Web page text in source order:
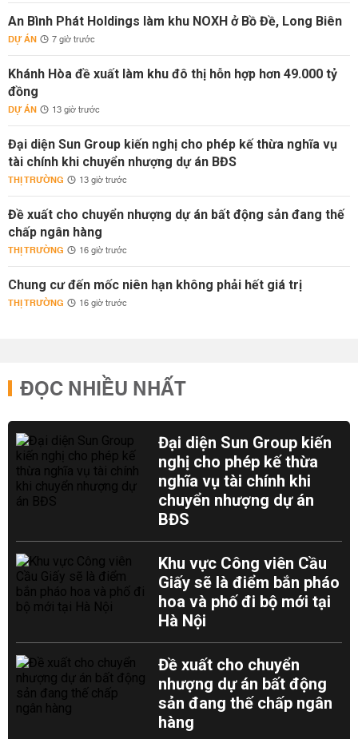
An Bình Phát Holdings làm khu NOXH ở Bồ Đề, Long Biên
DỰ ÁN 7 giờ trước
Khánh Hòa đề xuất làm khu đô thị hỗn hợp hơn 49.000 tỷ
đồng
DỰ ÁN 13 giờ trước
Đại diện Sun Group kiến nghị cho phép kế thừa nghĩa vụ
tài chính khi chuyển nhượng dự án BĐS
THỊ TRƯỜNG 13 giờ trước
Đề xuất cho chuyển nhượng dự án bất động sản đang thế
chấp ngân hàng
THỊ TRƯỜNG 16 giờ trước
Chung cư đến mốc niên hạn không phải hết giá trị
THỊ TRƯỜNG 16 giờ trước
ĐỌC NHIỀU NHẤT
Đại diện Sun Group kiến
nghị cho phép kế thừa
nghĩa vụ tài chính khi
chuyển nhượng dự án
BĐS
Khu vực Công viên Cầu
Giấy sẽ là điểm bắn pháo
hoa và phố đi bộ mới tại
Hà Nội
Đề xuất cho chuyển
nhượng dự án bất động
sản đang thế chấp ngân
hàng